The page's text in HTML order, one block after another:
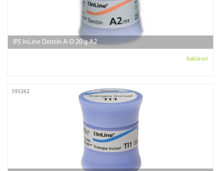
IPS InLine Dentin A-D 20 g A2
Raktáron!
593262